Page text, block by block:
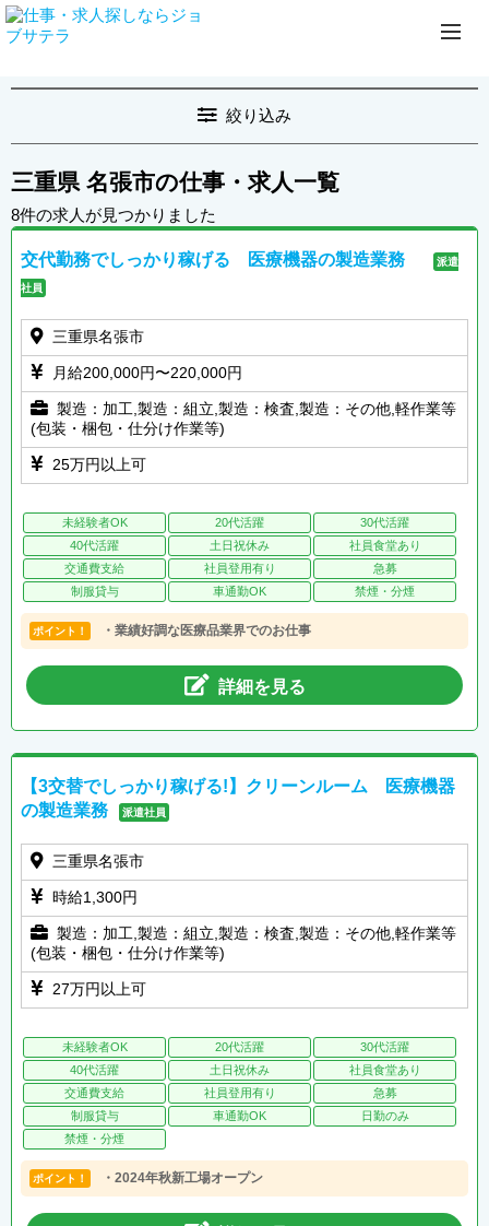
三重県 名張市の仕事・求人一覧
8件の求人が見つかりました
交代勤務でしっかり稼げる 医療機器の製造業務 派遣
社員
三重県名張市
月給200,000円〜220,000円
製造：加工,製造：組立,製造：検査,製造：その他,軽作業等
(包装・梱包・仕分け作業等)
25万円以上可
未経験者OK 20代活躍
30代活躍
40代活躍
土日祝休み
社員食堂あり
交通費支給
社員登用有り
急募
制服貸与
車通勤OK 禁煙・分煙
ポイント！ ・業績好調な医療品業界でのお仕事
詳細を見る
【3交替でしっかり稼げる!】クリーンルーム 医療機器
の製造業務
派遣社員
三重県名張市
時給1,300円
製造：加工,製造：組立,製造：検査,製造：その他,軽作業等
(包装・梱包・仕分け作業等)
27万円以上可
未経験者OK 20代活躍
30代活躍
40代活躍
土日祝休み
社員食堂あり
交通費支給
社員登用有り
急募
制服貸与
車通勤OK
日勤のみ
禁煙・分煙
ポイント！ ・2024年秋新工場オープン
絞り込み